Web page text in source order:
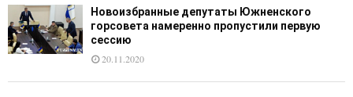
Новоизбранные депутаты Южненского
горсовета намеренно пропустили первую
сессию
20.11.2020